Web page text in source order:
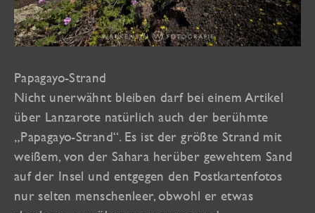
Papagayo-Strand
Nicht unerwähnt bleiben darf bei einem Artikel
über Lanzarote natürlich auch der berühmte
„Papagayo-Strand“. Es ist der größte Strand mit
weißem, von der Sahara herüber gewehtem Sand
auf der Insel und entgegen den Postkartenfotos
nur selten menschenleer, obwohl er etwas